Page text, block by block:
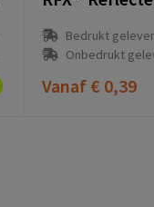
Bedrukt geleverd
Onbedrukt
Vanaf € 0,39